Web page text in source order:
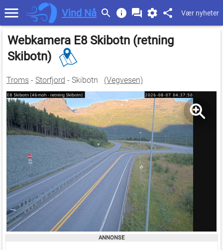
Vind Nå Vær nyheter
Webkamera E8 Skibotn (retning
Skibotn)
Troms - Storfjord - Skibotn (Vegvesen)